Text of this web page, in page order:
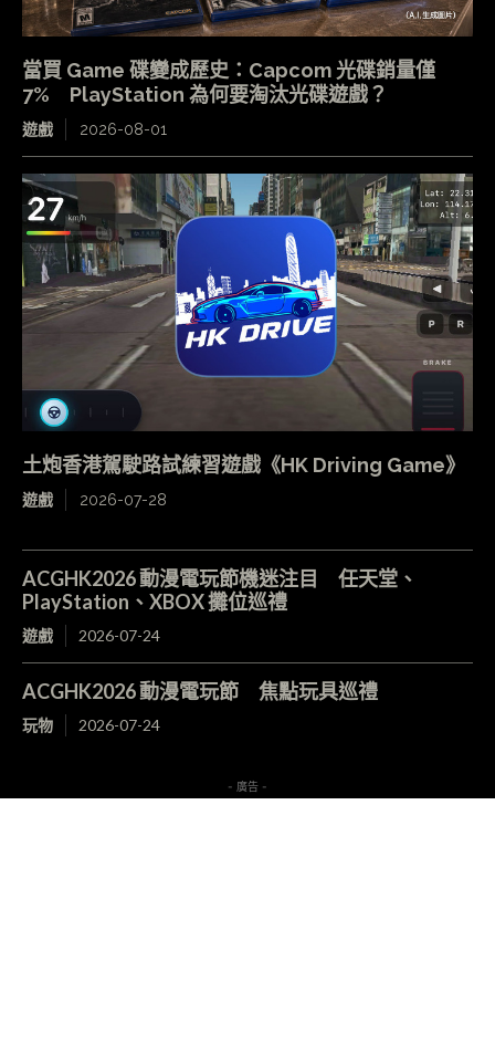
當買 Game 碟變成歷史：Capcom 光碟銷量僅
7% PlayStation 為何要淘汰光碟遊戲？
遊戲 2026-08-01
土炮香港駕駛路試練習遊戲《HK Driving Game》
遊戲 2026-07-28
ACGHK2026 動漫電玩節機迷注目 任天堂、
PlayStation、XBOX 攤位巡禮
遊戲 2026-07-24
ACGHK2026 動漫電玩節 焦點玩具巡禮
玩物 2026-07-24
- 廣告 -